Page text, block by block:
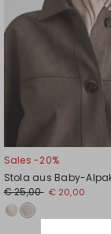
Sales -20%
Stola aus Baby-
€ 25,00 € 20,00